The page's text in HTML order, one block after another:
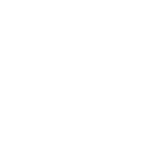
たようで安心いたしまし